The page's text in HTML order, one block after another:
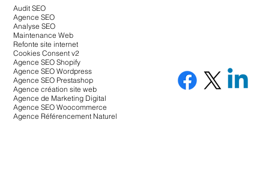
Audit SEO
Agence SEO
Analyse SEO
Maintenance Web
Refonte site internet
Cookies Consent v2
Agence SEO Shopify
Agence SEO Wordpress
Agence SEO Prestashop
Agence création site web
Agence de Marketing Digital
Agence SEO Woocommerce
Agence Référencement Naturel